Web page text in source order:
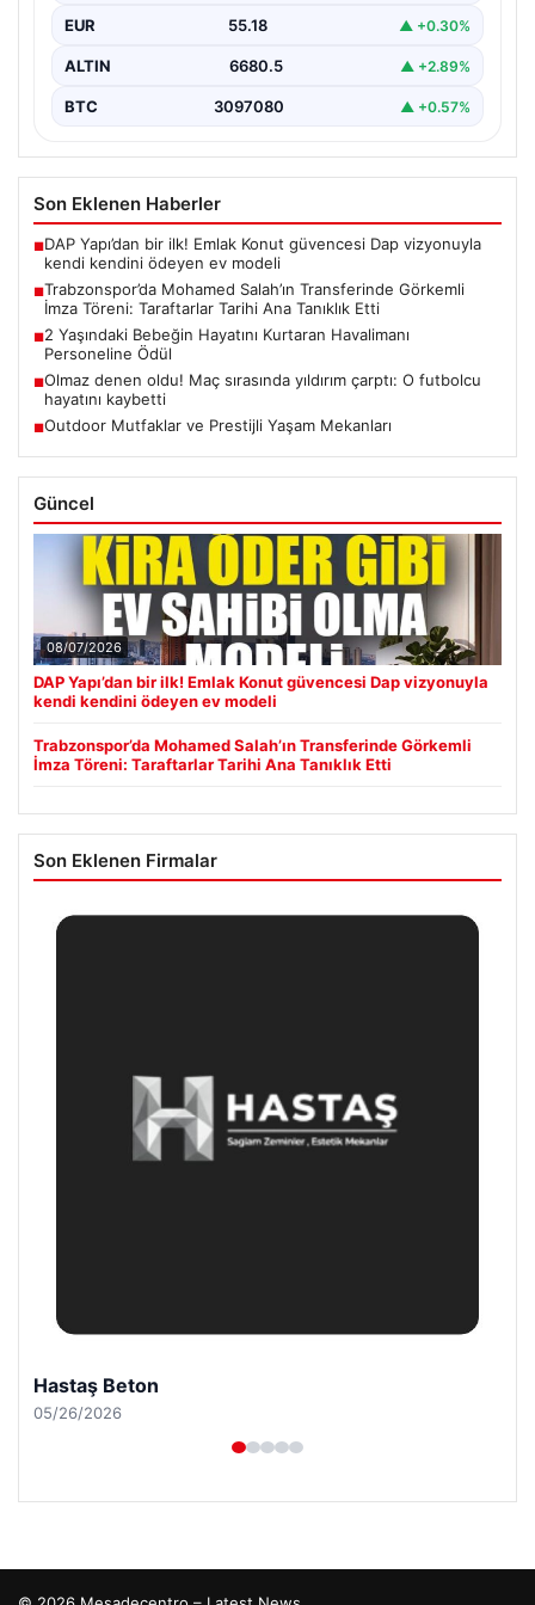
yaşıyor. Yoğun ilgiyle karşılanan…
EUR 55.18 ▲ +0.30%
ALTIN 6680.5 ▲ +2.89%
BTC 3097080 ▲ +0.57%
Son Eklenen Haberler
■DAP Yapı’dan bir ilk! Emlak Konut güvencesi Dap vizyonuyla
kendi kendini ödeyen ev modeli
■Trabzonspor’da Mohamed Salah’ın Transferinde Görkemli
İmza Töreni: Taraftarlar Tarihi Ana Tanıklık Etti
■2 Yaşındaki Bebeğin Hayatını Kurtaran Havalimanı
Personeline Ödül
■Olmaz denen oldu! Maç sırasında yıldırım çarptı: O futbolcu
hayatını kaybetti
■Outdoor Mutfaklar ve Prestijli Yaşam Mekanları
Güncel
08/07/2026
DAP Yapı’dan bir ilk! Emlak Konut güvencesi Dap vizyonuyla
kendi kendini ödeyen ev modeli
Trabzonspor’da Mohamed Salah’ın Transferinde Görkemli
İmza Töreni: Taraftarlar Tarihi Ana Tanıklık Etti
Son Eklenen Firmalar
Hastaş Beton
05/26/2026